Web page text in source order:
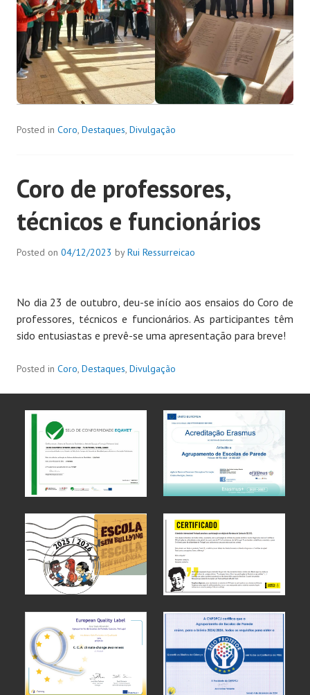
Posted in Coro, Destaques, Divulgação
Coro de professores,
técnicos e funcionários
Posted on 04/12/2023 byRui Ressurreicao
No dia 23 de outubro, deu-se início aos ensaios do Coro de
professores, técnicos e funcionários. As participantes têm
sido entusiastas e prevê-se uma apresentação para breve!
Posted in Coro, Destaques, Divulgação